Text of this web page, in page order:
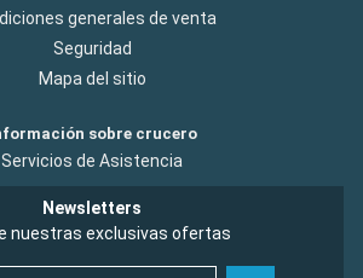
generales de venta
Seguridad
Mapa del sitio
sobre crucero
Servicios de Asistencia
Newsletters
nuestras exclusivas ofertas